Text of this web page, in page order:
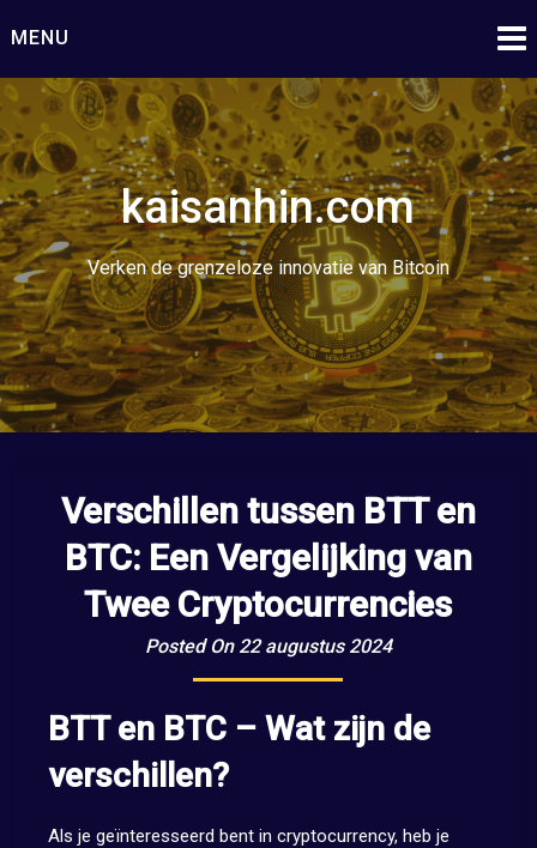
naar
inhoud
MENU
kaisanhin.com
Verken de grenzeloze innovatie van Bitcoin
Verschillen tussen BTT en
BTC: Een Vergelijking van
Twee Cryptocurrencies
Posted On 22 augustus 2024
BTT en BTC – Wat zijn de
verschillen?
Als je geïnteresseerd bent in cryptocurrency, heb je